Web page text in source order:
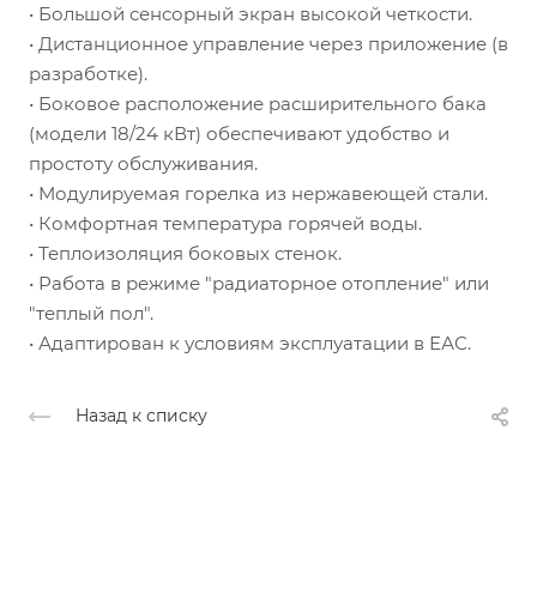
• Большой сенсорный экран высокой четкости.
• Дистанционное управление через приложение (в
разработке).
• Боковое расположение расширительного бака
(модели 18/24 кВт) обеспечивают удобство и
простоту обслуживания.
• Модулируемая горелка из нержавеющей стали.
• Комфортная температура горячей воды.
• Теплоизоляция боковых стенок.
• Работа в режиме "радиаторное отопление" или
"теплый пол".
• Адаптирован к условиям эксплуатации в ЕАС.
Назад к списку